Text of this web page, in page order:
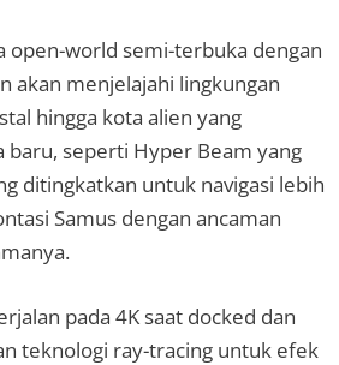
world semi-terbuka dengan
akan menjelajahi lingkungan
hingga kota alien yang
baru, seperti Hyper Beam yang
ditingkatkan untuk navigasi lebih
Samus dengan ancaman
pada 4K saat docked dan
teknologi ray-tracing untuk efek